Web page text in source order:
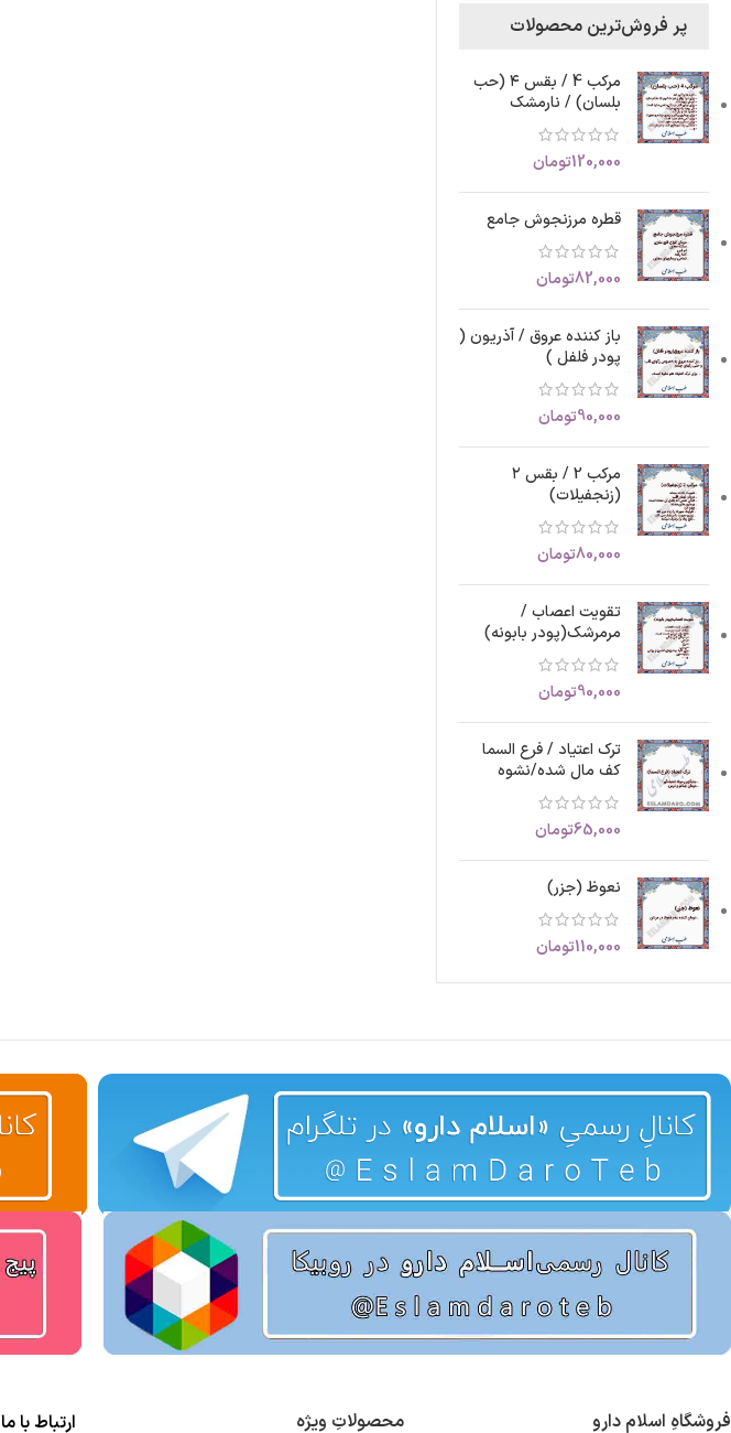
پر فروش‌ترین محصولات
مرکب 4 / بقس ۴ (حب
بلسان) / نارمشک
120,000تومان
قطره مرزنجوش جامع
82,000تومان
باز کننده عروق / آذریون (
پودر فلفل )
90,000تومان
مرکب 2 / بقس ۲
(زنجفیلات)
80,000تومان
تقویت اعصاب /
مرمرشک(پودر بابونه)
90,000تومان
ترک اعتیاد / فرع السما
کف مال شده/نشوه
65,000تومان
نعوظ (جزر)
110,000تومان
فروشگاهِ اسلام دارو محصولاتِ ویژه ارتباط با ما